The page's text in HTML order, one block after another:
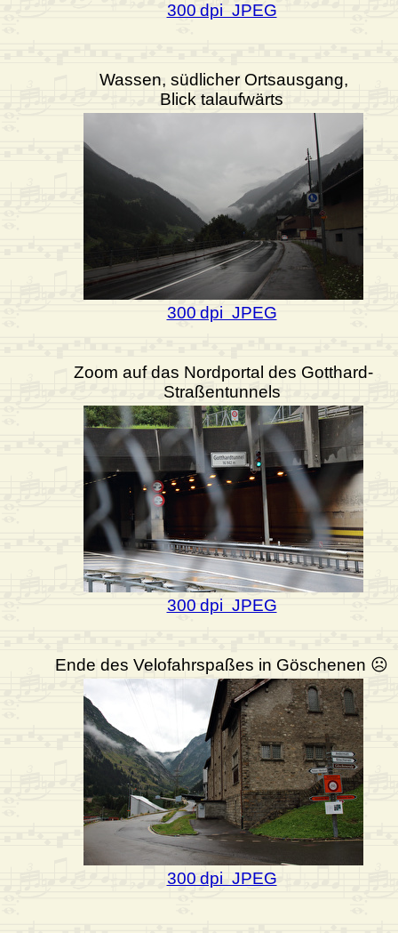
300 dpi JPEG
Wassen, südlicher Ortsausgang,
Blick talaufwärts
300 dpi JPEG
Zoom auf das Nordportal des Gotthard-
Straßentunnels
300 dpi JPEG
Ende des Velofahrspaßes in Göschenen ☹
300 dpi JPEG